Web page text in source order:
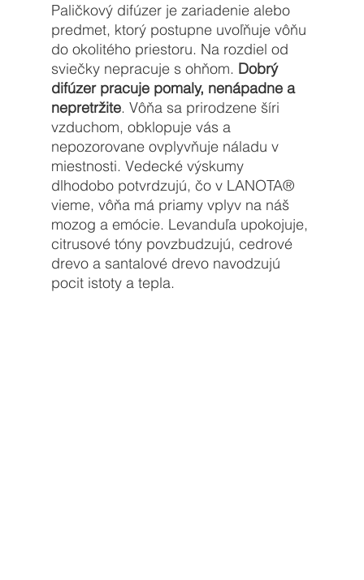
Paličkový difúzer je zariadenie alebo
predmet, ktorý postupne uvoľňuje vôňu
do okolitého priestoru. Na rozdiel od
sviečky nepracuje s ohňom. Dobrý
difúzer pracuje pomaly, nenápadne a
nepretržite. Vôňa sa prirodzene šíri
vzduchom, obklopuje vás a
nepozorovane ovplyvňuje náladu v
miestnosti. Vedecké výskumy
dlhodobo potvrdzujú, čo v LANOTA®
vieme, vôňa má priamy vplyv na náš
mozog a emócie. Levanduľa upokojuje,
citrusové tóny povzbudzujú, cedrové
drevo a santalové drevo navodzujú
pocit istoty a tepla.